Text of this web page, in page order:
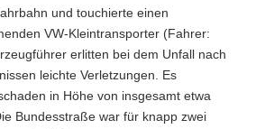
und touchierte einen
VW-Kleintransporter (Fahrer:
erlitten bei dem Unfall nach
leichte Verletzungen. Es
in Höhe von insgesamt etwa
Bundesstraße war für knapp zwei